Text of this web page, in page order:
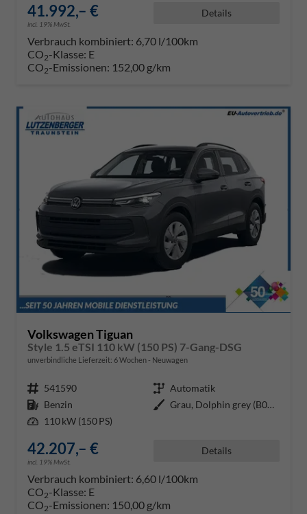
41.992,– €
incl. 19% MwSt.
Details
Verbrauch kombiniert: 6,70 l/100km
CO2-Klasse: E
CO2-Emissionen: 152,00 g/km
Volkswagen Tiguan
Style 1.5 eTSI 110 kW (150 PS) 7-Gang-DSG
unverbindliche Lieferzeit: 6 Wochen Neuwagen
Fahrzeugnr. 541590 Getriebe Automatik
Kraftstoff Benzin Außenfarbe
Grau, Dolphin grey (B0B0)
Leistung 110 kW (150 PS)
42.207,– €
incl. 19% MwSt.
Details
Verbrauch kombiniert: 6,60 l/100km
CO2-Klasse: E
CO2-Emissionen: 150,00 g/km